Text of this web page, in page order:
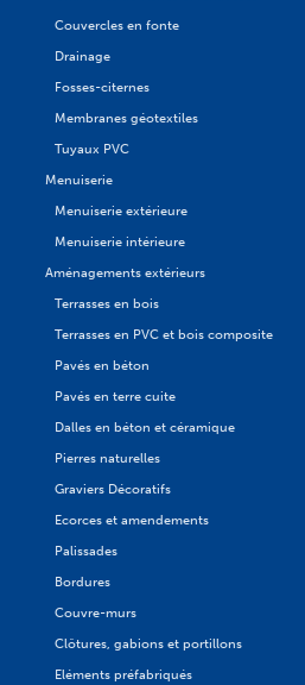
Couvercles en fonte
Drainage
Fosses-citernes
Membranes géotextiles
Tuyaux PVC
Menuiserie
Menuiserie extérieure
Menuiserie intérieure
Aménagements extérieurs
Terrasses en bois
Terrasses en PVC et bois composite
Pavés en béton
Pavés en terre cuite
Dalles en béton et céramique
Pierres naturelles
Graviers Décoratifs
Ecorces et amendements
Palissades
Bordures
Couvre-murs
Clôtures, gabions et portillons
Eléments préfabriqués